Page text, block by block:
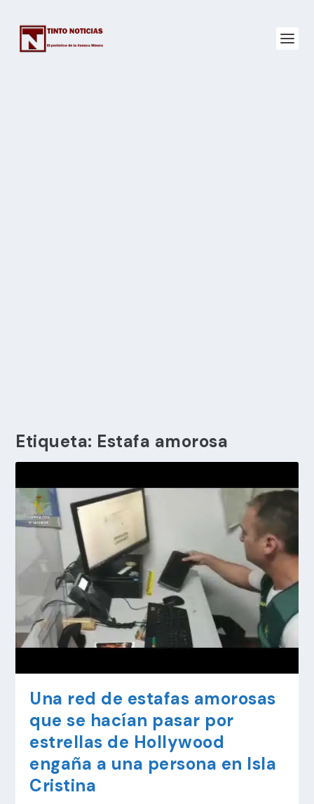
Etiqueta: Estafa amorosa
Una red de estafas amorosas
que se hacían pasar por
estrellas de Hollywood
engaña a una persona en Isla
Cristina